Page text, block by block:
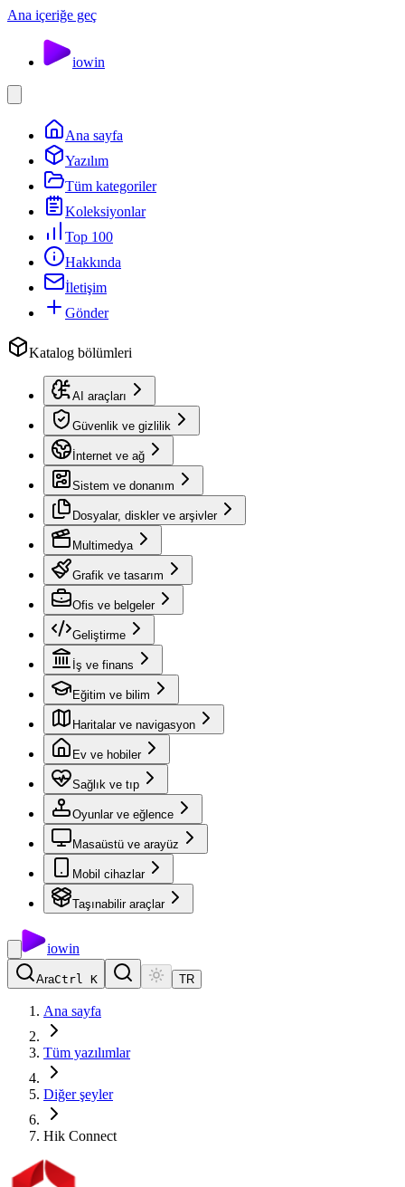
Ana içeriğe geç
iowin
Ana sayfa
Yazılım
Tüm kategoriler
Koleksiyonlar
Top 100
Hakkında
İletişim
Gönder
Katalog bölümleri
AI araçları
Güvenlik ve gizlilik
İnternet ve ağ
Sistem ve donanım
Dosyalar, diskler ve arşivler
Multimedya
Grafik ve tasarım
Ofis ve belgeler
Geliştirme
İş ve finans
Eğitim ve bilim
Haritalar ve navigasyon
Ev ve hobiler
Sağlık ve tıp
Oyunlar ve eğlence
Masaüstü ve arayüz
Mobil cihazlar
Taşınabilir araçlar
iowin
AraCtrl K TR
Ana sayfa
Tüm yazılımlar
Diğer şeyler
Hik Connect